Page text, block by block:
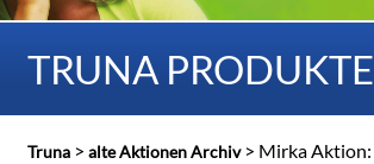
TRUNA PRODUKTE
Truna> alte Aktionen Archiv> Mirka Aktion: